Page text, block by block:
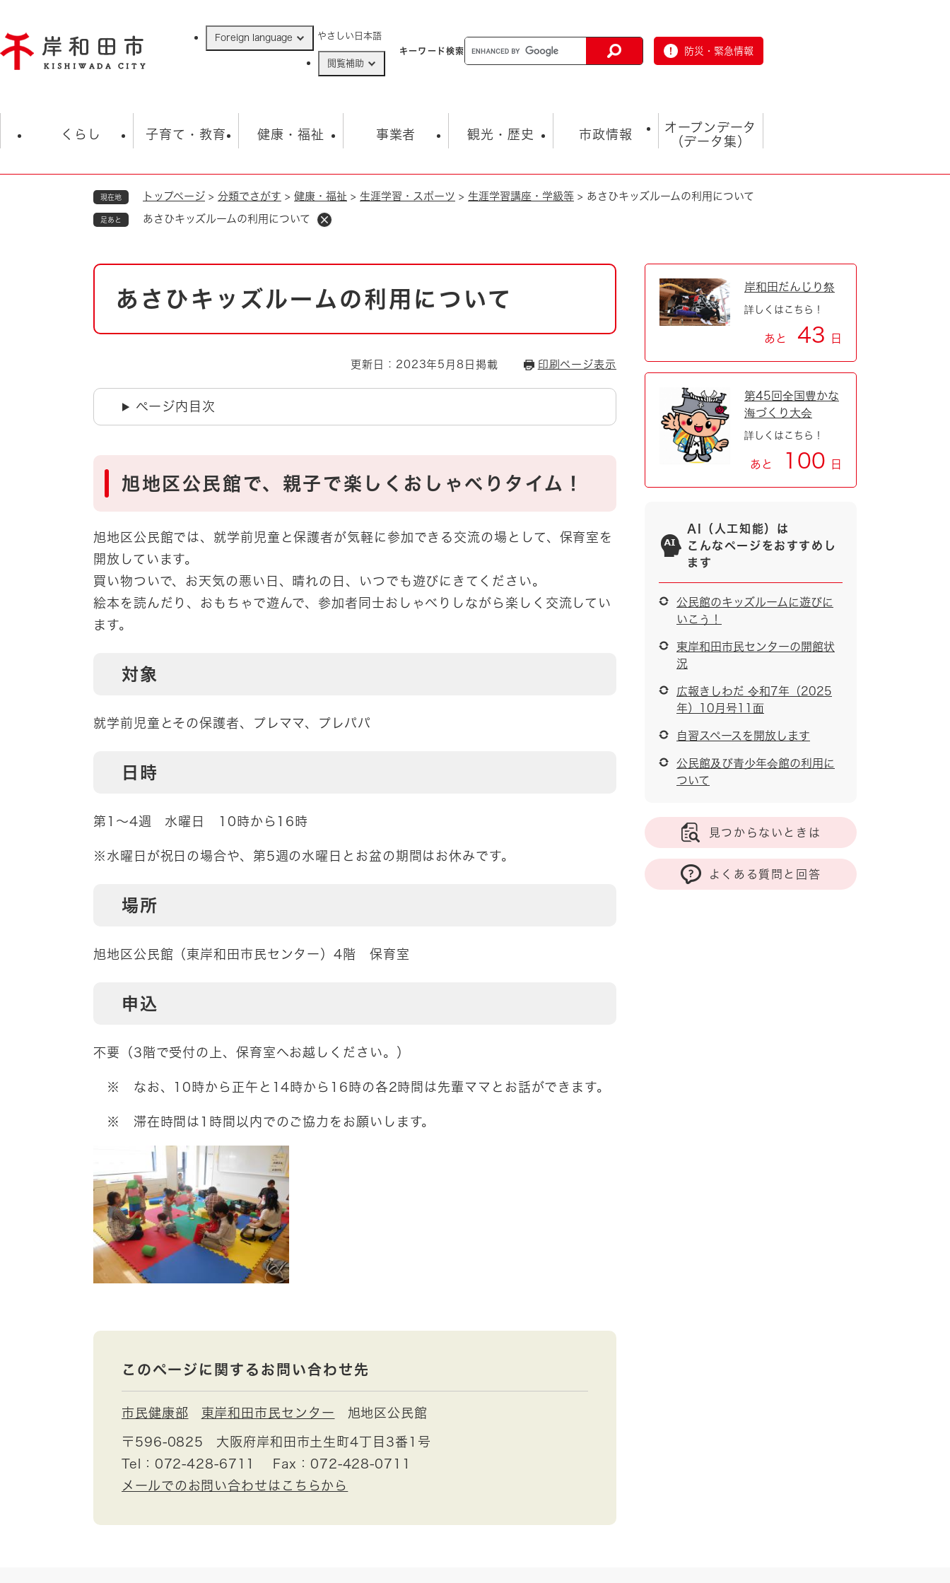
ジ
の
Foreign language やさしい日本語
閲覧補助
キーワード検索 防災・緊急情報
くらし
住民票・戸籍
ごみ・衛生・動物 救急・消防
防災・防犯 上水道・下水道
自然・環境・公園
男女共同参画
地域コミュニティ・ボラン
子育て・教育
学校 子育て
健康・福祉
福祉・健康・生活 生涯学習・スポーツ
事業者
入札・契約情報 まちづくり・協働
環境 福祉・介護
観光・歴史
観光 観光スポット
市政情報
市の概要 総合計画
市政 職員採用情報
市役所・施設の案内
オープンデータ
（データ集）
オープンデータ
現在地 トップページ > 分類でさがす > 健康・福祉 > 生涯学習・スポーツ > 生涯学習講座・学級等 > あさひキッズルームの利用について
足あと あさひキッズルームの利用について
本
あさひキッズルームの利用について
更新日：2023年5月8日掲載 印刷ページ表示
ページ内目次
旭地区公民館で、親子で楽しくおしゃべりタイム！
旭地区公民館では、就学前児童と保護者が気軽に参加できる交流の場として、保育室を
開放しています。
買い物ついで、お天気の悪い日、晴れの日、いつでも遊びにきてください。
絵本を読んだり、おもちゃで遊んで、参加者同士おしゃべりしながら楽しく交流してい
ます。
対象
就学前児童とその保護者、プレママ、プレパパ
日時
第1～4週 水曜日 10時から16時
※水曜日が祝日の場合や、第5週の水曜日とお盆の期間はお休みです。
場所
旭地区公民館（東岸和田市民センター）4階 保育室
申込
不要（3階で受付の上、保育室へお越しください。）
※ なお、10時から正午と14時から16時の各2時間は先輩ママとお話ができます。
※ 滞在時間は1時間以内でのご協力をお願いします。
このページに関するお問い合わせ先
市民健康部 東岸和田市民センター 旭地区公民館
〒596-0825
大阪府岸和田市土生町4丁目3番1号
Tel：072-428-6711
Fax：072-428-0711
メールでのお問い合わせはこちらから
岸和田だんじり祭
詳しくはこちら！
あと 43 日
第45回全国豊かな
海づくり大会
詳しくはこちら！
あと 100 日
AI（人工知能）は
こんなページをおすすめし
ます
公民館のキッズルームに遊びに
いこう！
東岸和田市民センターの開館状
況
広報きしわだ 令和7年（2025
年）10月号11面
自習スペースを開放します
公民館及び青少年会館の利用に
ついて
見つからないときは
よくある質問と回答